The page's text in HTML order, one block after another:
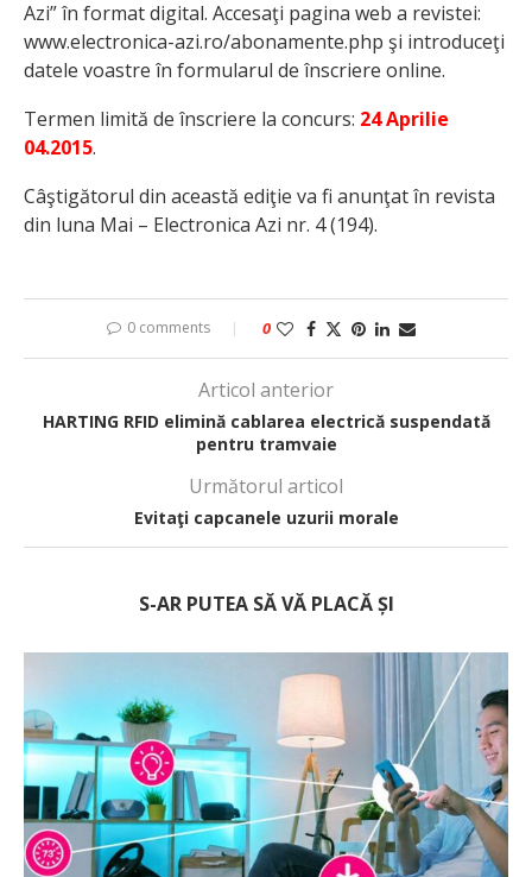
Azi” în format digital. Accesaţi pagina web a revistei:
www.electronica-azi.ro/abonamente.php şi introduceţi
datele voastre în formularul de înscriere online.
Termen limită de înscriere la concurs: 24 Aprilie
04.2015.
Câştigătorul din această ediţie va fi anunţat în revista
din luna Mai – Electronica Azi nr. 4 (194).
0 comments 0
Articol anterior
HARTING RFID elimină cablarea electrică suspendată
pentru tramvaie
Următorul articol
Evitaţi capcanele uzurii morale
S-AR PUTEA SĂ VĂ PLACĂ ȘI